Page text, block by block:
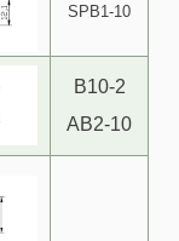
SPB1-10
B10-2
AB2-10